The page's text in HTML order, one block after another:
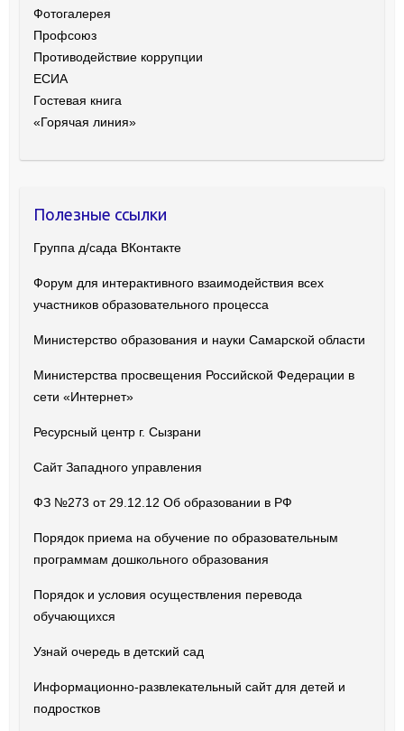
Фотогалерея
Профсоюз
Противодействие коррупции
ЕСИА
Гостевая книга
«Горячая линия»
Полезные ссылки
Группа д/сада ВКонтакте
Форум для интерактивного взаимодействия всех
участников образовательного процесса
Министерство образования и науки Самарской области
Министерства просвещения Российской Федерации в
сети «Интернет»
Ресурсный центр г. Сызрани
Сайт Западного управления
ФЗ №273 от 29.12.12 Об образовании в РФ
Порядок приема на обучение по образовательным
программам дошкольного образования
Порядок и условия осуществления перевода
обучающихся
Узнай очередь в детский сад
Информационно-развлекательный сайт для детей и
подростков